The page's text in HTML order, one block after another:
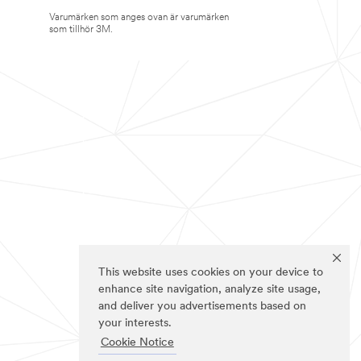
This website uses cookies on your device to
enhance site navigation, analyze site usage,
and deliver you advertisements based on
your interests.
Cookie Notice
Varumärken som anges ovan är varumärken
som tillhör 3M.